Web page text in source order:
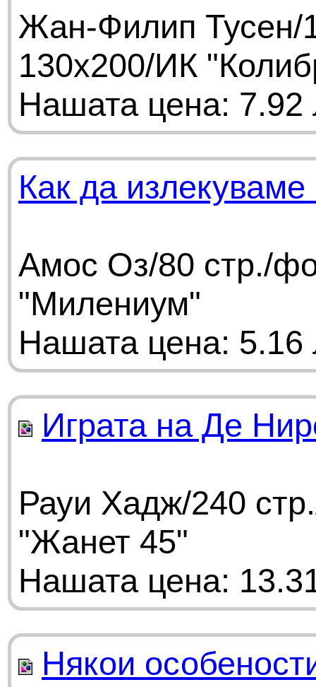
Жан-Филип Тусен/
130х200/ИК
Нашата цена: 7.92
Как да
Амос Оз/80 стр./
"Милениум"
Нашата цена: 5.16
Играта на Де
Рауи Хадж/240
"Жанет 45"
Нашата цена:
Някои